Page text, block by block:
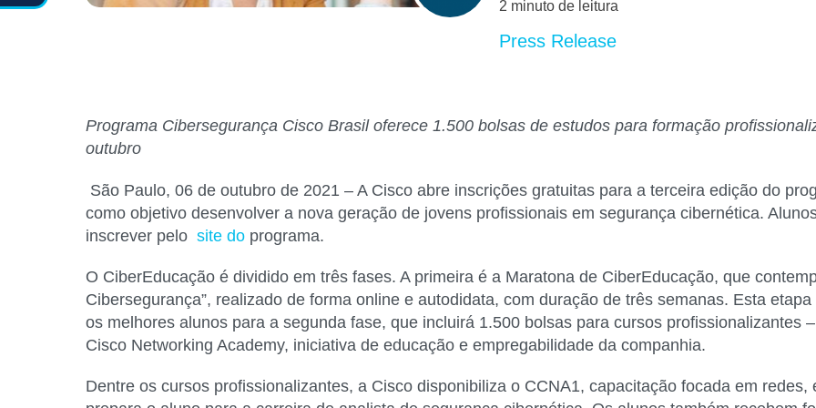
2 minuto de leitura
Press Release
Programa Cibersegurança Cisco Brasil oferece1.500 bolsas de estudospara formação
outubro
São Paulo, 06 de outubro de 2021 – A Cisco abre inscrições gratuitas para a terceira edição do
como objetivo desenvolver a nova geração de jovens profissionais em segurança cibernética.
inscrever pelosite do programa.
O CiberEducação é dividido em três fases. A primeira é a Maratona de CiberEducação, que
Cibersegurança”, realizado de forma online e autodidata, com duração de três semanas. Esta
os melhores alunos para a segunda fase, que incluirá 1.500 bolsas para cursos profissionalizantes
Cisco Networking Academy, iniciativa de educação e empregabilidade da companhia.
Dentre os cursos profissionalizantes, a Cisco disponibiliza o CCNA1, capacitação focada em